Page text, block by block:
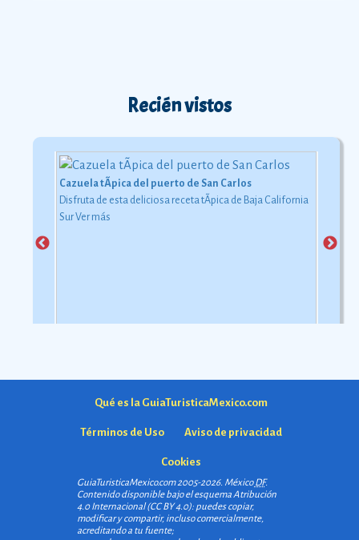
Recién vistos
Cazuela tÃ­pica del puerto de San Carlos
Disfruta de esta deliciosa receta tÃ­pica de Baja California
SurVer más
Qué es la GuiaTuristicaMexico.com
Términos de Uso Aviso de privacidad
Cookies
GuiaTuristicaMexico.com 2005-2026. MéxicoDF.
Contenido disponible bajo el esquemaAtribución
4.0 Internacional (CC BY 4.0): puedes copiar,
modificar y compartir, incluso comercialmente,
acreditando a tu fuente;